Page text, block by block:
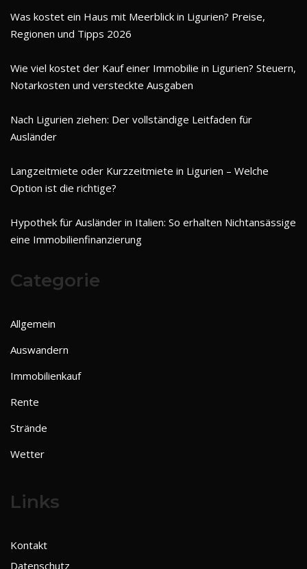
Was kostet ein Haus mit Meerblick in Ligurien? Preise,
Regionen und Tipps 2026
Wie viel kostet der Kauf einer Immobilie in Ligurien? Steuern,
Notarkosten und versteckte Ausgaben
Nach Ligurien ziehen: Der vollständige Leitfaden für
Ausländer
Langzeitmiete oder Kurzzeitmiete in Ligurien – Welche
Option ist die richtige?
Hypothek für Ausländer in Italien: So erhalten Nichtansässige
eine Immobilienfinanzierung
Categorie
Allgemein
Auswandern
Immobilienkauf
Rente
Strände
Wetter
Links
Kontakt
Datenschutz